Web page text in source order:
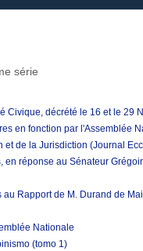
série
Civique, décrété le 16 et le 29
en fonction par l'Assemblée
et de la Jurisdiction (Journal
en réponse au Sénateur
Rapport de M. Durand de
Nationale
(tomo 1)